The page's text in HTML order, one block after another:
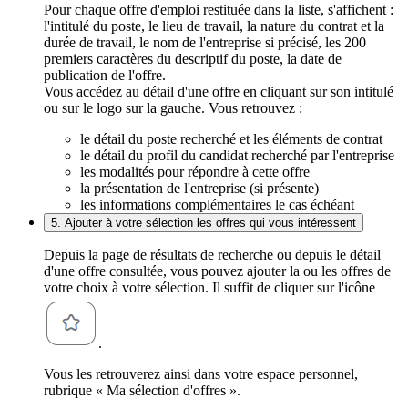
Pour chaque offre d'emploi restituée dans la liste, s'affichent :
l'intitulé du poste, le lieu de travail, la nature du contrat et la
durée de travail, le nom de l'entreprise si précisé, les 200
premiers caractères du descriptif du poste, la date de
publication de l'offre.
Vous accédez au détail d'une offre en cliquant sur son intitulé
ou sur le logo sur la gauche. Vous retrouvez :
le détail du poste recherché et les éléments de contrat
le détail du profil du candidat recherché par l'entreprise
les modalités pour répondre à cette offre
la présentation de l'entreprise (si présente)
les informations complémentaires le cas échéant
5. Ajouter à votre sélection les offres qui vous intéressent
Depuis la page de résultats de recherche ou depuis le détail
d'une offre consultée, vous pouvez ajouter la ou les offres de
votre choix à votre sélection. Il suffit de cliquer sur l'icône
.
Vous les retrouverez ainsi dans votre espace personnel,
rubrique « Ma sélection d'offres ».